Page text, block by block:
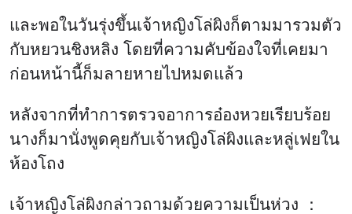
และพอในวันรุ่งขึ้นเจ้าหญิงโล่ผิงก็ตามมารวมตัว
กับหยวนชิงหลิง โดยที่ความคับข้องใจที่เคยมา
ก่อนหน้านี้ก็มลายหายไปหมดแล้ว
หลังจากที่ทำการตรวจอาการอ๋องหวยเรียบร้อย
นางก็มานั่งพูดคุยกับเจ้าหญิงโล่ผิงและหลู่เฟยใน
ห้องโถง
เจ้าหญิงโล่ผิงกล่าวถามด้วยความเป็นห่วง ：